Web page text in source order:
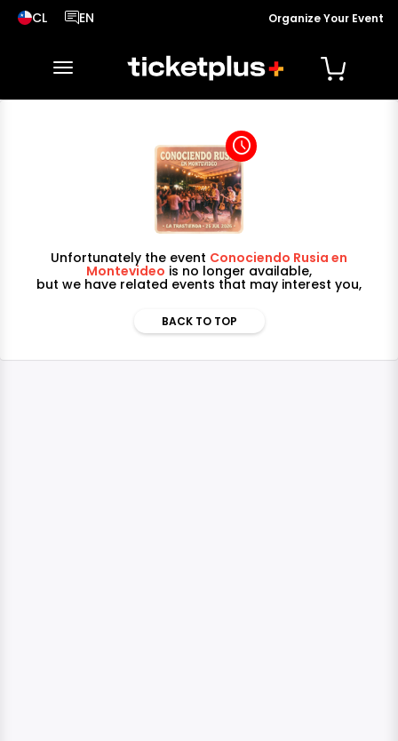
CL
País seleccionado, cambiar país
EN
Idioma seleccionado, cambiar idiomaOrganize Your Event
toggle navigation
access_time
Unfortunately the event Conociendo Rusia en
Montevideo is no longer available,
but we have related events that may interest you,
BACK TO TOP